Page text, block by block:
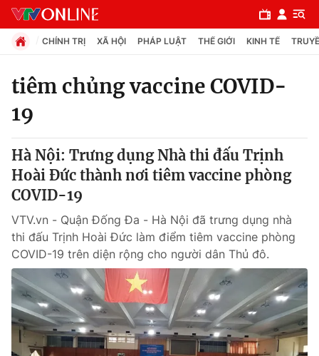
Chuyên mục
Chính trị
Xã hội
Pháp luật
Y tế
Thế giới
Tin tức
Kinh tế
CHÍNH TRỊ XÃ HỘI PHÁP LUẬT THẾ GIỚI KINH TẾ
tiêm chủng vaccine COVID-
19
Hà Nội: Trưng dụng Nhà thi đấu Trịnh
Hoài Đức thành nơi tiêm vaccine phòng
COVID-19
VTV.vn - Quận Đống Đa - Hà Nội đã trưng dụng nhà
thi đấu Trịnh Hoài Đức làm điểm tiêm vaccine phòng
COVID-19 trên diện rộng cho người dân Thủ đô.